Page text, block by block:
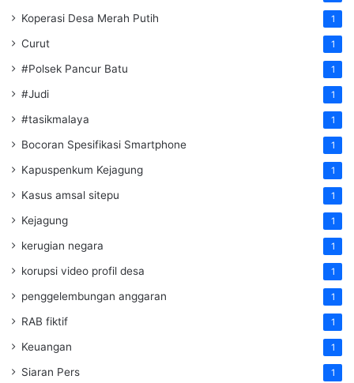
Koperasi Desa Merah Putih 1
Curut 1
#Polsek Pancur Batu 1
#Judi 1
#tasikmalaya 1
Bocoran Spesifikasi Smartphone 1
Kapuspenkum Kejagung 1
Kasus amsal sitepu 1
Kejagung 1
kerugian negara 1
korupsi video profil desa 1
penggelembungan anggaran 1
RAB fiktif 1
Keuangan 1
Siaran Pers 1